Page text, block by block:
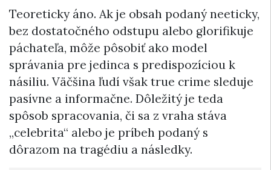
Teoreticky áno. Ak je obsah podaný neeticky,
bez dostatočného odstupu alebo glorifikuje
páchateľa, môže pôsobiť ako model
správania pre jedinca s predispozíciou k
násiliu. Väčšina ľudí však true crime sleduje
pasívne a informačne. Dôležitý je teda
spôsob spracovania, či sa z vraha stáva
„celebrita“ alebo je príbeh podaný s
dôrazom na tragédiu a následky.